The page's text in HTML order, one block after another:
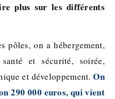
plus sur les différents
pôles, on a hébergement,
et sécurité, soirée,
et développement.On
290 000 euros, qui vient